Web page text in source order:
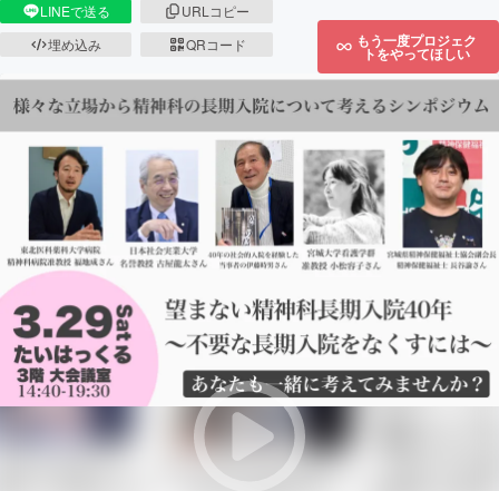
LINEで送る
URLコピー
埋め込み
QRコード もう一度プロジェク
トをやってほしい